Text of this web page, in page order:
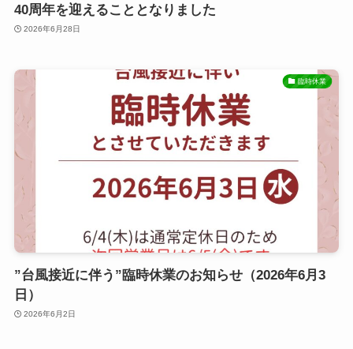
40周年を迎えることとなりました
2026年6月28日
臨時休業
”台風接近に伴う”臨時休業のお知らせ（2026年6月3
日）
2026年6月2日